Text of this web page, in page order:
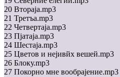
20 Втораjа.mp3
21 Третъа.mp3
22 Четвертаjа.mp3
23 Пjатаjа.mp3
24 Шестаjа.mp3
25 Цветов и неjивйх вешей.mp3
26 Блоку.mp3
27 Покорно мне вообраjение.mp3